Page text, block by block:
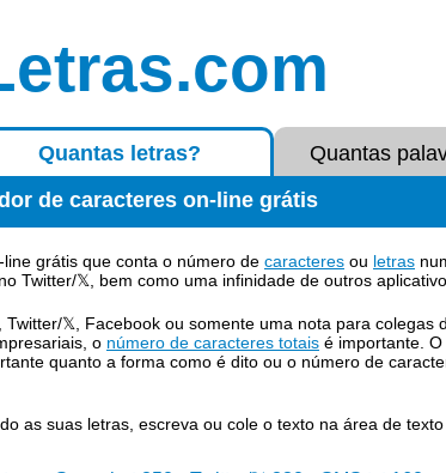
Quantas letras? Quantas
de caracteres on-line grátis
grátis que conta o número de caracteres ou letras
Twitter/𝕏, bem como uma infinidade de outros
Twitter/𝕏, Facebook ou somente uma nota para colegas
o número de caracteres totais é importante.
quanto a forma como é dito ou o número de
as suas letras, escreva ou cole o texto na área de